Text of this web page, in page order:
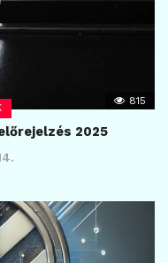
815
2025